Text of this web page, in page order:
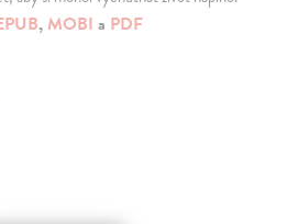
, MOBI a PDF